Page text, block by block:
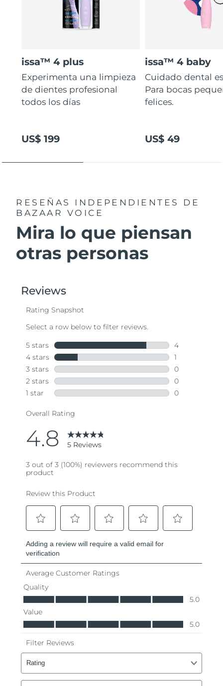
issa™ 4 plus
Experimenta una limpieza
de dientes profesional
todos los días
US$ 199
issa™ 4 baby
Cuidado dental
Para bocas
felices.
US$ 49
RESEÑAS INDEPENDIENTES
DE
BAZAAR VOICE
Mira lo que piensan
otras personas